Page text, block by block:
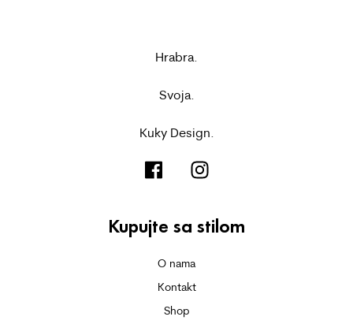
Hrabra.
Svoja.
Kuky Design.
Kupujte sa stilom
O nama
Kontakt
Shop